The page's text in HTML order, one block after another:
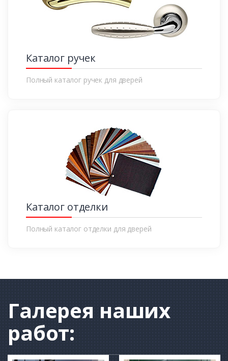
Каталог ручек
Полный каталог ручек для дверей
Каталог отделки
Полный каталог отделки для дверей
Галерея наших
работ: